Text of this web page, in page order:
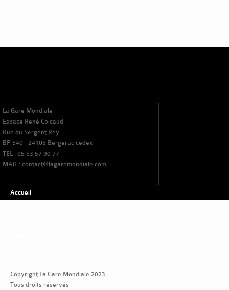
La Gare Mondiale
Espace René Coicaud
Rue du Sergent Rey
BP 540 - 24105 Bergerac cedex
TEL : 05 53 57 90 77
MAIL : contact@lagaremondiale.com
Accueil
Copyright La Gare Mondiale 2023
Tous droits réservés